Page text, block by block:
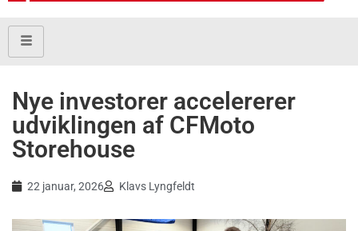
Nye investorer accelererer
udviklingen af CFMoto
Storehouse
22 januar, 2026 Klavs Lyngfeldt